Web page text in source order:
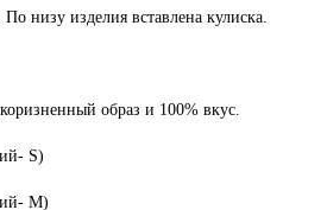
низу изделия вставлена кулиска.
образ и 100% вкус.
S)
M)